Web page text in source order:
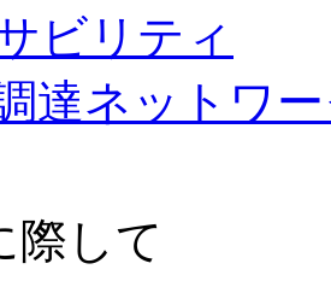
ビリティ
達ネットワ
際して